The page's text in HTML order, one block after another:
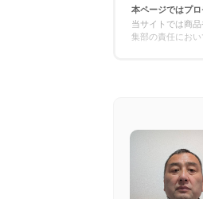
給湯省エネ
料金例
本ページではプ
当サイトでは商
集部の責任にお